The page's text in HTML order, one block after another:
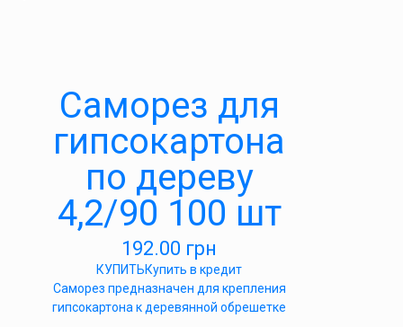
Саморез для
гипсокартона
по дереву
4,2/90 100 шт
192.00 грн
КУПИТЬКупить в кредит
Саморез предназначен для крепления
гипсокартона к деревянной обрешетке